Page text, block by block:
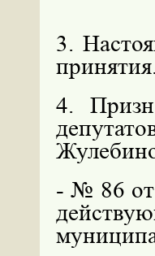
3.
4.
- № 86 от